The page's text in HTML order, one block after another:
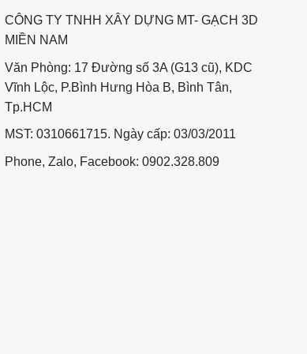
CÔNG TY TNHH XÂY DỰNG MT- GẠCH 3D
MIỀN NAM
Văn Phòng: 17 Đường số 3A (G13 cũ), KDC
Vĩnh Lộc, P.Bình Hưng Hòa B, Bình Tân,
Tp.HCM
MST: 0310661715. Ngày cấp: 03/03/2011
Phone, Zalo, Facebook: 0902.328.809